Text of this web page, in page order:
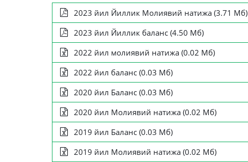
2023 йил Йиллик Молиявий натижа (3.71 Мб)
2023 йил Йиллик баланс (4.50 Мб)
2022 йил молиявий натижа (0.02 Мб)
2022 йил баланс (0.03 Мб)
2020 йил Баланс (0.03 Мб)
2020 йил Молиявий натижа (0.02 Мб)
2019 йил Баланс (0.03 Мб)
2019 йил Молиявий натижа (0.02 Мб)